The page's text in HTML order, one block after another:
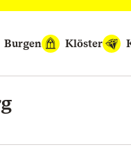
Burgen Klöster